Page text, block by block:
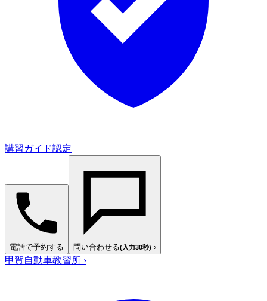
講習ガイド認定
電話で予約する 問い合わせる(入力30秒) ›
甲賀自動車教習所 ›